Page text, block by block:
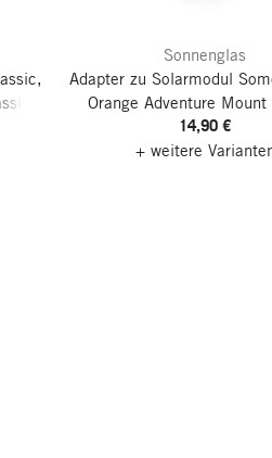
Sonnenglas
Adapter zu Solarmodul
Orange Adventure Mount
14,90 €
+ weitere